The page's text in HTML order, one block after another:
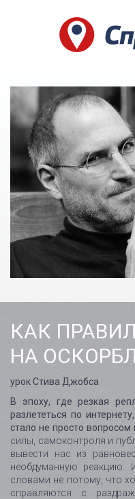
КАК
НА
урок Стива Джобса
В эпоху, где резкая
разлететься по
стало не просто вопросом
силы, самоконтроля и
вывести нас из
необдуманную реакцию.
словами не потому, что
справляются с